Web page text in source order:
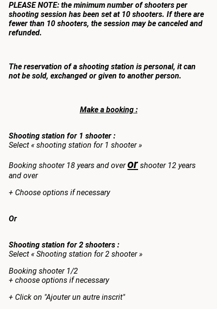
PLEASE NOTE: the minimum number of shooters per
shooting session has been set at 10 shooters. If there are
fewer than 10 shooters, the session may be canceled and
refunded.
The reservation of a shooting station is personal, it can
not be sold, exchanged or given to another person.
Make a booking :
Shooting station for 1 shooter :
Select « shooting station for 1 shooter »
Booking shooter 18 years and overor shooter 12 years
and over
+ Choose options if necessary
Or
Shooting station for 2 shooters :
Select « Shooting station for 2 shooter »
Booking shooter 1/2
+ choose options if necessary
+ Click on "Ajouter un autre inscrit"